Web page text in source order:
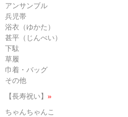
アンサンブル
兵児帯
浴衣（ゆかた）
甚平（じんべい）
下駄
草履
巾着・バッグ
その他
【長寿祝い】 »
ちゃんちゃんこ